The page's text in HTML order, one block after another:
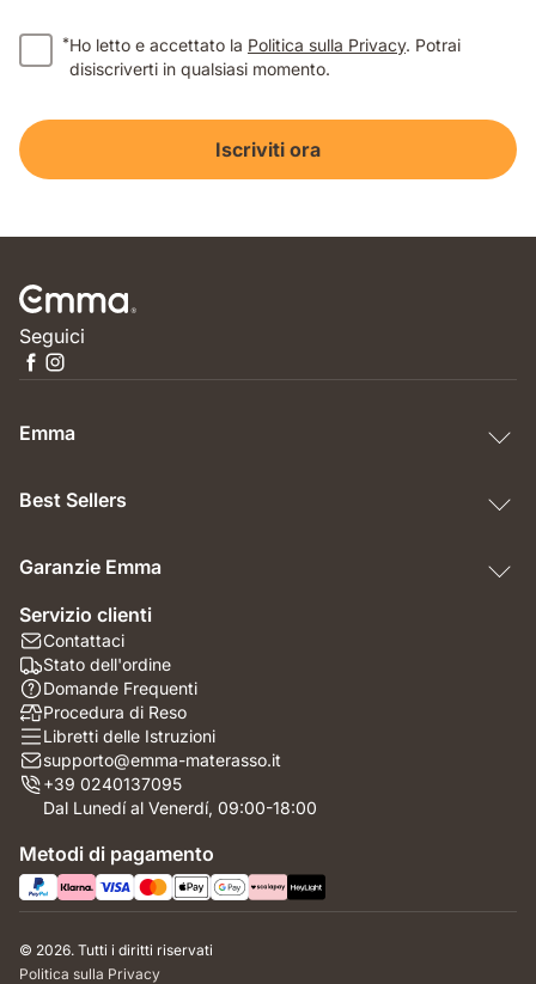
*Ho letto e accettato la Politica sulla Privacy. Potrai
disiscriverti in qualsiasi momento.
Iscriviti ora
Seguici
Emma
Best Sellers
Garanzie Emma
Servizio clienti
Contattaci
Stato dell'ordine
Domande Frequenti
Procedura di Reso
Libretti delle Istruzioni
supporto@emma-materasso.it
+39 0240137095
Dal Lunedí al Venerdí, 09:00-18:00
Metodi di pagamento
© 2026. Tutti i diritti riservati
Politica sulla Privacy